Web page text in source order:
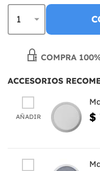
COMPRA
ACCESORIOS
AÑADIR $